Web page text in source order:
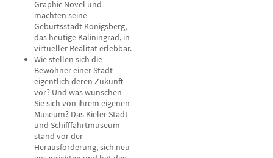
Graphic Novel und
machten seine
Geburtsstadt Königsberg,
das heutige Kaliningrad, in
virtueller Realität erlebbar.
Wie stellen sich die
Bewohner einer Stadt
eigentlich deren Zukunft
vor? Und was wünschen
Sie sich von ihrem eigenen
Museum? Das Kieler Stadt-
und Schifffahrtmuseum
stand vor der
Herausforderung, sich neu